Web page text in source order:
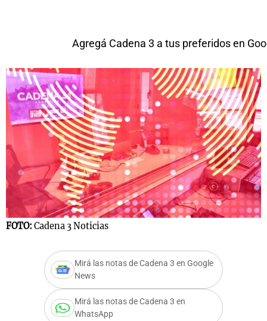
Agregá Cadena 3 a tus preferidos en
FOTO: Cadena 3 Noticias
Mirá las notas de Cadena 3 en Google
News
Mirá las notas de Cadena 3 en
WhatsApp